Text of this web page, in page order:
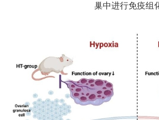
巢中进行免疫组